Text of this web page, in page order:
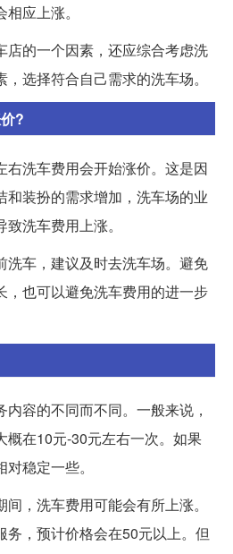
应上涨。
店的一个因素，还应综合考虑洗
选择符合自己需求的洗车场。
?
右洗车费用会开始涨价。这是因
和装扮的需求增加，洗车场的业
洗车费用上涨。
洗车，建议及时去洗车场。避免
，也可以避免洗车费用的进一步
容的不同而不同。一般来说，
概在10元-30元左右一次。如果
稳定一些。
，洗车费用可能会有所上涨。
务，预计价格会在50元以上。但